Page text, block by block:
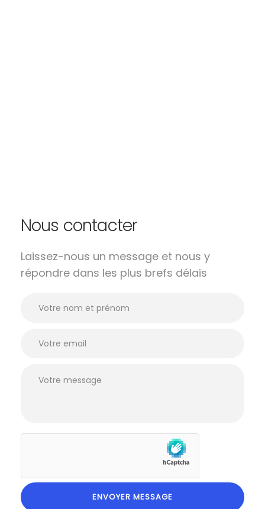
Nous contacter
Laissez-nous un message et nous y
répondre dans les plus brefs délais